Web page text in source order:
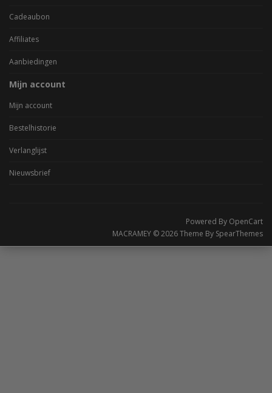
Cadeaubon
Affiliates
Aanbiedingen
Mijn account
Mijn account
Bestelhistorie
Verlanglijst
Nieuwsbrief
Powered By OpenCart
MACRAMEY © 2026 Theme By SpearThemes